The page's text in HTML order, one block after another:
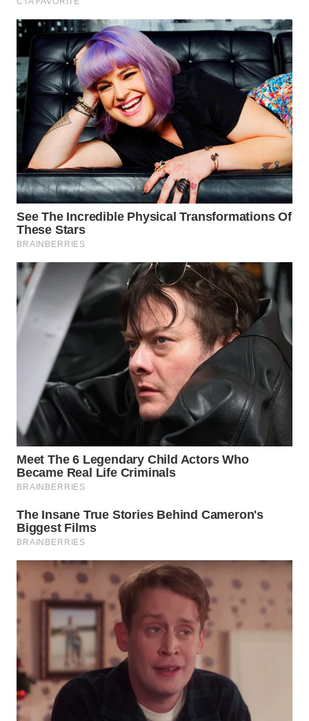
INDRAMAYU
WN
KUNINGAN
WN
MAJALENGKA
WN
SUBANG
WN
SUKABUMI
PURWAKARTA
WN
PRIANGAN
TIMUR
WN
SEMARANG
WN
SOLO
WN
WN
SURABAYA
WN
NATUNA
WN
BINTAN